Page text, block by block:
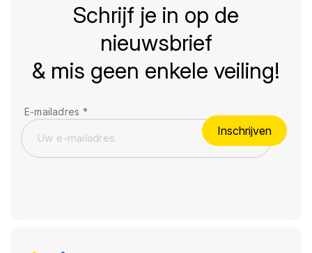
Schrijf je in op de
nieuwsbrief
& mis geen enkele veiling!
E-mailadres *
Inschrijven